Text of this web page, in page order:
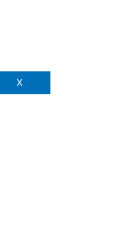
X